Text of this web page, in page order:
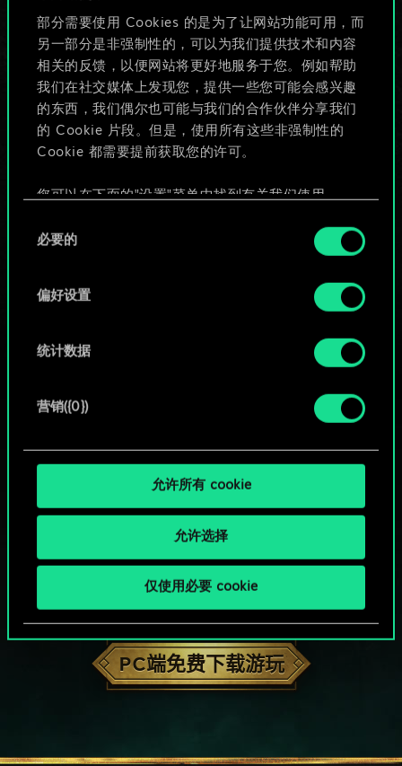
部分需要使用 Cookies 的是为了让网站功能可用，而
另一部分是非强制性的，可以为我们提供技术和内容
相关的反馈，以便网站将更好地服务于您。例如帮助
我们在社交媒体上发现您，提供一些您可能会感兴趣
的东西，我们偶尔也可能与我们的合作伙伴分享我们
的 Cookie 片段。但是，使用所有这些非强制性的
Cookie 都需要提前获取您的许可。
您可以在下面的"设置"菜单中找到有关我们使用
好。一旦您了解了其中的内容并准备好继续，请点
必要的
偏好设置
统计数据
营销({0})
允许所有 cookie
允许选择
仅使用必要 cookie
些！
给牌组命名并撰写攻略
编辑牌组
HOW ABOUT A ROUND OF GWENT?
PC端免费下载游玩